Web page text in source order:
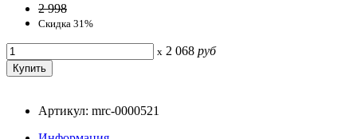
2 998
Скидка 31%
x 2 068 руб
Артикул: mrc-0000521